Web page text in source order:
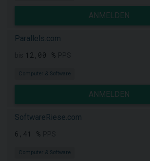
ANMELDEN
Parallels.com
12,00 %
Computer & Software
ANMELDEN
SoftwareRiese.com
6,41 %
Computer & Software